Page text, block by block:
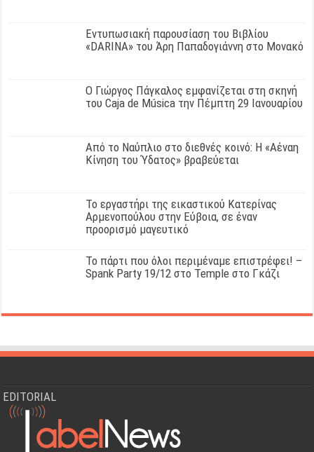
Εντυπωσιακή παρουσίαση του Βιβλίου
«DARINA» του Άρη Παπαδογιάννη στο Μονακό
Ο Γιώργος Πάγκαλος εμφανίζεται στη σκηνή
του Caja de Música την Πέμπτη 29 Ιανουαρίου
Από το Ναύπλιο στο διεθνές κοινό: Η «Αέναη
Κίνηση του Ύδατος» βραβεύεται
Το εργαστήρι της εικαστικού Κατερίνας
Αρμενοπούλου στην Εύβοια, σε έναν
προορισμό μαγευτικό
Το πάρτι που όλοι περιμέναμε επιστρέφει! –
Spank Party 19/12 στο Temple στο Γκάζι
EDITORIAL